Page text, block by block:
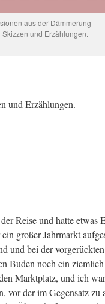
aus der Dämmerung –
Skizzen und Erzählungen.
und Erzählungen.
Reise und hatte
großer Jahrmarkt
und bei der
Buden noch ein
Marktplatz, und ich
vor der im Gegensatz zu